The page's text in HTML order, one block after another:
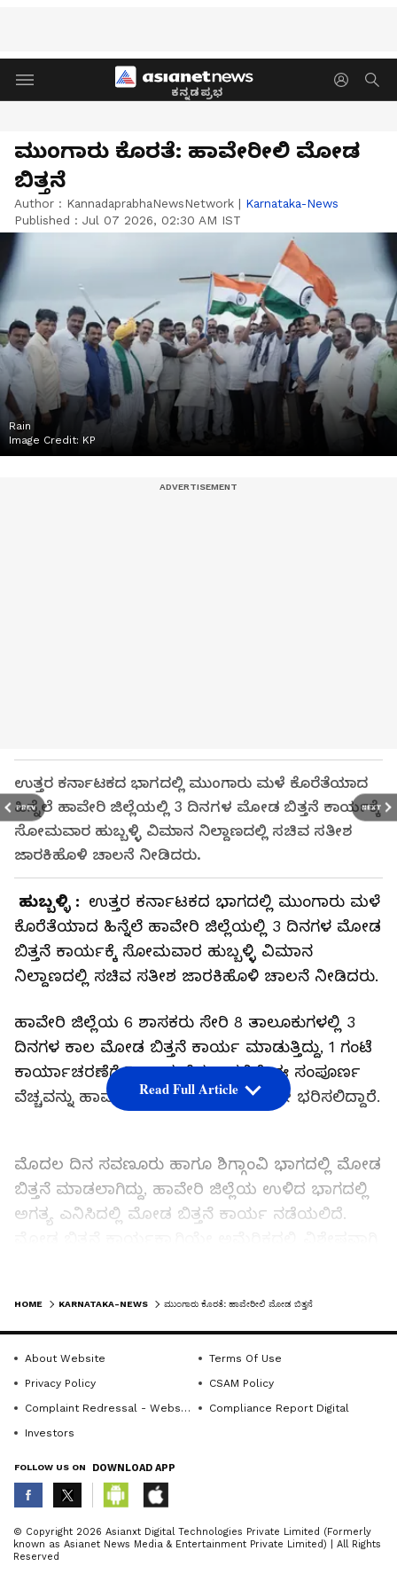
ಕನ್ನಡಪ್ರಭ
PREV NEXT
ಮುಂಗಾರು ಕೊರತೆ: ಹಾವೇರೀಲಿ ಮೋಡ
ಬಿತ್ತನೆ
Author : KannadaprabhaNewsNetwork | Karnataka-News
Published : Jul 07 2026, 02:30 AM IST
Rain
Image Credit: KP
ಉತ್ತರ ಕರ್ನಾಟಕದ ಭಾಗದಲ್ಲಿ ಮುಂಗಾರು ಮಳೆ ಕೊರೆತೆಯಾದ
ಹಿನ್ನೆಲೆ ಹಾವೇರಿ ಜಿಲ್ಲೆಯಲ್ಲಿ 3 ದಿನಗಳ ಮೋಡ ಬಿತ್ತನೆ ಕಾರ್ಯಕ್ಕೆ
ಸೋಮವಾರ ಹುಬ್ಬಳ್ಳಿ ವಿಮಾನ ನಿಲ್ದಾಣದಲ್ಲಿ ಸಚಿವ ಸತೀಶ
ಜಾರಕಿಹೊಳಿ ಚಾಲನೆ ನೀಡಿದರು.
ಹುಬ್ಬಳ್ಳಿ : ಉತ್ತರ ಕರ್ನಾಟಕದ ಭಾಗದಲ್ಲಿ ಮುಂಗಾರು ಮಳೆ
ಕೊರೆತೆಯಾದ ಹಿನ್ನೆಲೆ ಹಾವೇರಿ ಜಿಲ್ಲೆಯಲ್ಲಿ 3 ದಿನಗಳ ಮೋಡ
ಬಿತ್ತನೆ ಕಾರ್ಯಕ್ಕೆ ಸೋಮವಾರ ಹುಬ್ಬಳ್ಳಿ ವಿಮಾನ
ನಿಲ್ದಾಣದಲ್ಲಿ ಸಚಿವ ಸತೀಶ ಜಾರಕಿಹೊಳಿ ಚಾಲನೆ ನೀಡಿದರು.
ಹಾವೇರಿ ಜಿಲ್ಲೆಯ 6 ಶಾಸಕರು ಸೇರಿ 8 ತಾಲೂಕುಗಳಲ್ಲಿ 3
ದಿನಗಳ ಕಾಲ ಮೋಡ ಬಿತ್ತನೆ ಕಾರ್ಯ ಮಾಡುತ್ತಿದ್ದು, 1 ಗಂಟೆ
ಕಾರ್ಯಾಚರಣೆಗೆ ₹15 ಲಕ್ಷ ವೆಚ್ಚವಾಗಲಿದೆ. ಈ ಸಂಪೂರ್ಣ
ವೆಚ್ಚವನ್ನು ಹಾವೇರಿ ಜಿಲ್ಲೆಯ ಜನಪ್ರತಿನಿಧಿಗಳೇ ಭರಿಸಲಿದ್ದಾರೆ.
ಮೊದಲ ದಿನ ಸವಣೂರು ಹಾಗೂ ಶಿಗ್ಗಾಂವಿ ಭಾಗದಲ್ಲಿ ಮೋಡ
ಬಿತ್ತನೆ ಮಾಡಲಾಗಿದ್ದು, ಹಾವೇರಿ ಜಿಲ್ಲೆಯ ಉಳಿದ ಭಾಗದಲ್ಲಿ
ಅಗತ್ಯ ಎನಿಸಿದಲ್ಲಿ ಮೋಡ ಬಿತ್ತನೆ ಕಾರ್ಯ ನಡೆಯಲಿದೆ.
ನೀಡಲಾಗಿದೆ. ಮಳೆ ತರುವ ಮೋಡಗಳು ಸೂಕ್ತ
ಪ್ರಮಾಣದಲ್ಲಿದ್ದಾಗ ಮಾತ್ರ ಬಿತ್ತನೆ ಪ್ರಕ್ರಿಯೆ
ಯಶಸ್ವಿಯಾಗುವುದರಿಂದ, ಹವಾಮಾನದ ಮೇಲೆ ನಿಗಾ ಇಟ್ಟು
ಕಾರ್ಯಾಚರಣೆ ನಡೆಸಲು ತಂಡ ಸಜ್ಜಾಗಿದೆ.
Related Articles
ಬರಗಾಲ ಎದುರಿಸಲು ಸರ್ಕಾರ ಸಿದ್ಧ:
ಕೆ.ಎಚ್‌.ಮುನಿಯಪ್ಪ
ಸರ್ಕಾರ ಬಿಟ್ಟರೂ ಮಾಯಕಾರ ಮಹದೇವ
Read Full Article
ABOUT THE AUTHOR
K KannadaprabhaNewsNetwork
HOME KARNATAKA-NEWS ಮುಂಗಾರು ಕೊರತೆ: ಹಾವೇರೀಲಿ ಮೋಡ ಬಿತ್ತನೆ
About Website
Terms Of Use
Privacy Policy
CSAM Policy
Complaint Redressal - Website
Compliance Report Digital
Investors
FOLLOW US ON DOWNLOAD APP
© Copyright 2026 Asianxt Digital Technologies Private Limited (Formerly
known as Asianet News Media & Entertainment Private Limited) | All Rights
Reserved